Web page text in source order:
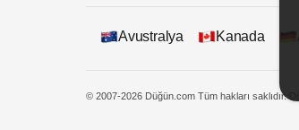
Avustralya Kanada
© 2007-2026 Düğün.com Tüm hakları saklıdır.